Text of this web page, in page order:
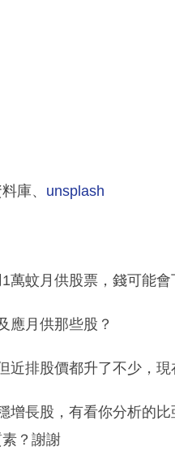
庫、 unsplash
萬蚊月供股票，錢可能會
應月供那些股？
近排股價都升了不少，現
增長股，有看你分析的
？謝謝